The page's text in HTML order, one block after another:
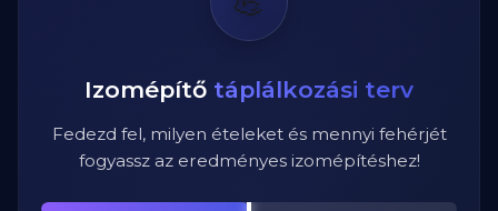
Izomépítő táplálkozási terv
Fedezd fel, milyen ételeket és mennyi fehérjét
fogyassz az eredményes izomépítéshez!